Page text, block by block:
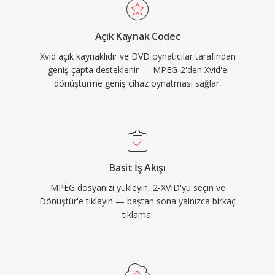
sarmalanabilir. Her i̇ki codec de temel MPEG-4
ASP standardını paylaştığından, DivX oynatmayı
destekleyen birçok bağımsız DVD oynatıcı ve
medya cihazında oynatma sertifikası
kazanmıştır. Windows, Linux, macOS ve diğer
işletim sistemlerini kapsayan çapraz platform
kodlamanın temel taşı haline getirmiştir. H.264
ve daha yeni codec&#039;ler yeni kodlama için
MPEG-4 ASP&#039;nın büyük ölçüde yerini
almış olsa da Xvid, eski donanımlarla uyumluluk
için ve eski medya koleksiyonlarında
Açık Kaynak Codec
Xvid açık kaynaklıdır ve DVD oynatıcılar tarafından
geniş çapta desteklenir — MPEG-2'den Xvid'e
dönüştürme geniş cihaz oynatması sağlar.
Basit İş Akışı
MPEG dosyanızı yükleyin, 2-XVID'yu seçin ve
Dönüştür'e tıklayın — baştan sona yalnızca birkaç
tıklama.